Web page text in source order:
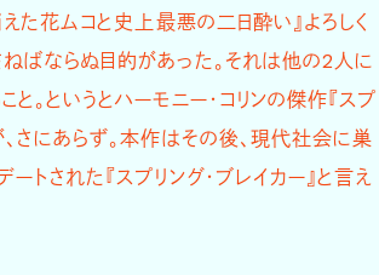
た花ムコと史上最悪の二日酔い』よろしく
ばならぬ目的があった。それは他の2人に
。というとハーモニー・コリンの傑作『スプ
、さにあらず。本作はその後、現代社会に巣
トされた『スプリング・ブレイカー』と言え